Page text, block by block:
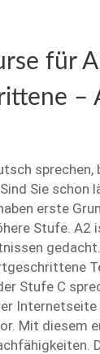
für
–
sprechen,
Sie schon
erste
Stufe.
Stufe C
Internetseite
Mit diesem